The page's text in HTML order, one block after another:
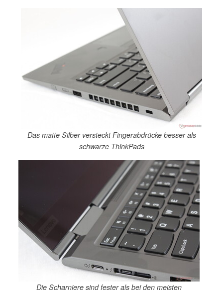
Das matte Silber versteckt Fingerabdrücke besser als
schwarze ThinkPads
Die Scharniere sind fester als bei den meisten